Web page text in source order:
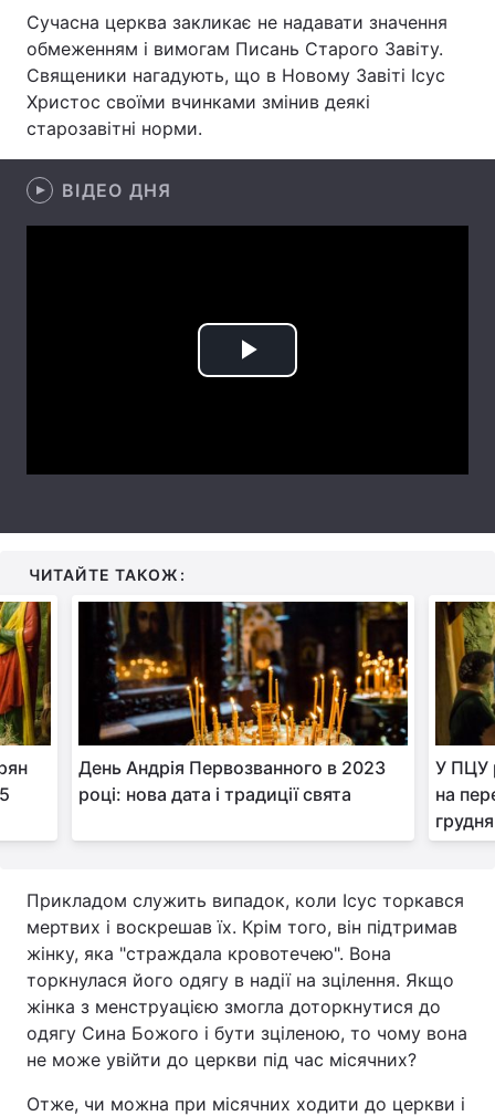
Контакти
Послуги
Сучасна церква закликає не надавати значення
обмеженням і вимогам Писань Старого Завіту.
Священики нагадують, що в Новому Завіті Ісус
Христос своїми вчинками змінив деякі
старозавітні норми.
ВІДЕО ДНЯ
Play
ЧИТАЙТЕ ТАКОЖ:
День Андрія Первозванного в 2023
році: нова дата і традиції свята
У ПЦУ
на
грудня
Прикладом служить випадок, коли Ісус торкався
мертвих і воскрешав їх. Крім того, він підтримав
жінку, яка "страждала кровотечею". Вона
торкнулася його одягу в надії на зцілення. Якщо
жінка з менструацією змогла доторкнутися до
одягу Сина Божого і бути зціленою, то чому вона
не може увійти до церкви під час місячних?
Отже, чи можна при місячних ходити до церкви і